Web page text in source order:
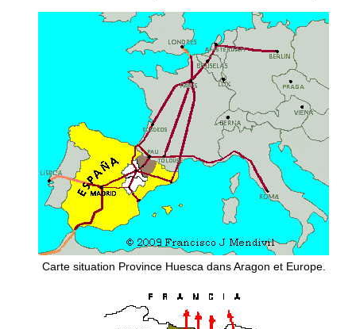
Carte situation Province Huesca dans Aragon et Europe.